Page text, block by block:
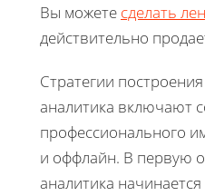
Вы можете сделать
действительно
Стратегии
аналитика включают
профессионального
и оффлайн. В первую
аналитика